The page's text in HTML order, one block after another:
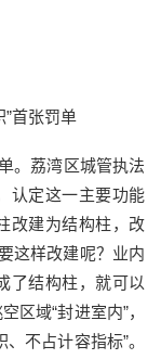
首张罚单
。荔湾区城管执法
认定这一主要功能
改建为结构柱，改
这样改建呢？业内
了结构柱，就可以
区域“封进室内”，
不占计容指标”。